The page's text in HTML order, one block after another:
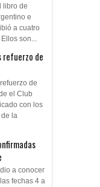
libro de
e
a cuatro
son...
refuerzo de
de
el Club
con los
la
a conocer
fechas 4 a